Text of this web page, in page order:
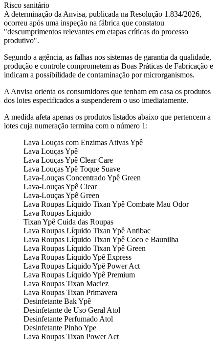
Risco sanitário
A determinação da Anvisa, publicada na Resolução 1.834/2026,
ocorreu após uma inspeção na fábrica que constatou
"descumprimentos relevantes em etapas críticas do processo
produtivo".
Segundo a agência, as falhas nos sistemas de garantia da qualidade,
produção e controle comprometem as Boas Práticas de Fabricação e
indicam a possibilidade de contaminação por microrganismos.
A Anvisa orienta os consumidores que tenham em casa os produtos
dos lotes especificados a suspenderem o uso imediatamente.
A medida afeta apenas os produtos listados abaixo que pertencem a
lotes cuja numeração termina com o número 1:
Lava Louças com Enzimas Ativas Ypê
Lava Louças Ypê
Lava Louças Ypê Clear Care
Lava Louças Ypê Toque Suave
Lava-Louças Concentrado Ypê Green
Lava-Louças Ypê Clear
Lava-Louças Ypê Green
Lava Roupas Líquido Tixan Ypê Combate Mau Odor
Lava Roupas Líquido
Tixan Ypê Cuida das Roupas
Lava Roupas Líquido Tixan Ypê Antibac
Lava Roupas Líquido Tixan Ypê Coco e Baunilha
Lava Roupas Líquido Tixan Ypê Green
Lava Roupas Líquido Ypê Express
Lava Roupas Líquido Ypê Power Act
Lava Roupas Líquido Ypê Premium
Lava Roupas Tixan Maciez
Lava Roupas Tixan Primavera
Desinfetante Bak Ypê
Desinfetante de Uso Geral Atol
Desinfetante Perfumado Atol
Desinfetante Pinho Ype
Lava Roupas Tixan Power Act